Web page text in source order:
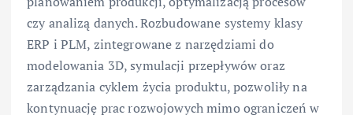
czy analizą danych. Rozbudowane systemy klasy
ERP i PLM, zintegrowane z narzędziami do
modelowania 3D, symulacji przepływów oraz
zarządzania cyklem życia produktu, pozwoliły na
kontynuację prac rozwojowych mimo ograniczeń w